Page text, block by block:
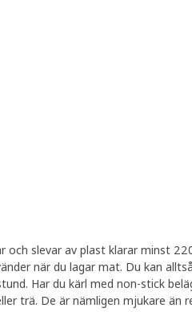
och slevar av plast klarar minst
när du lagar mat. Du kan
Har du kärl med non-stick
trä. De är nämligen mjukare än